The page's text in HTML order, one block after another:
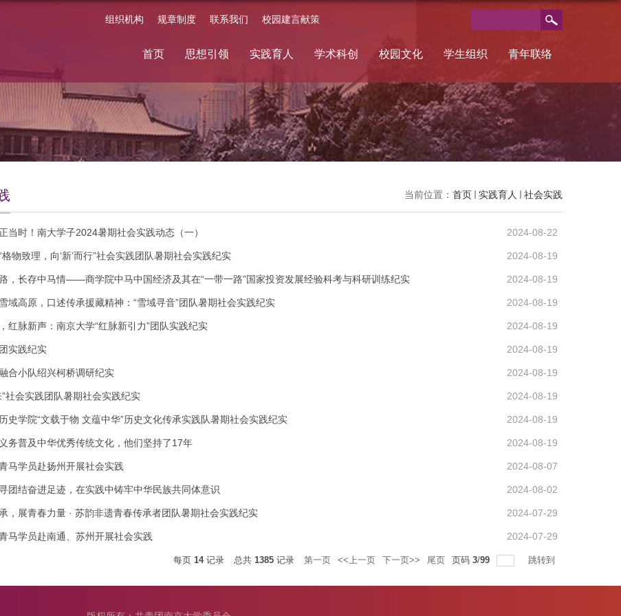
组织机构 规章制度 联系我们 校园建言献策
青年联络
学生组织
校园文化
学术科创
实践育人
思想引领
首页
当前位置： 首页 实践育人 社会实践
当时！南大学子2024暑期社会实践动态（一） 2024-08-22
物致理，向‘新’而行”社会实践团队暑期社会实践纪实 2024-08-19
，长存中马情——商学院中马中国经济及其在“一带一路”国家投资发展经验科考与科研训练纪实 2024-08-19
域高原，口述传承援藏精神：“雪域寻音”团队暑期社会实践纪实 2024-08-19
红脉新声：南京大学“红脉新引力”团队实践纪实 2024-08-19
实践纪实 2024-08-19
合小队绍兴柯桥调研纪实 2024-08-19
”社会实践团队暑期社会实践纪实 2024-08-19
史学院“文载于物 文蕴中华”历史文化传承实践队暑期社会实践纪实 2024-08-19
务普及中华优秀传统文化，他们坚持了17年 2024-08-19
马学员赴扬州开展社会实践 2024-08-07
团结奋进足迹，在实践中铸牢中华民族共同体意识 2024-08-02
，展青春力量 · 苏韵非遗青春传承者团队暑期社会实践纪实 2024-07-29
马学员赴南通、苏州开展社会实践 2024-07-29
每页 14记录 总共 1385记录 第一页 <<上一页 下一页>> 尾页 页码 3/99 跳转到